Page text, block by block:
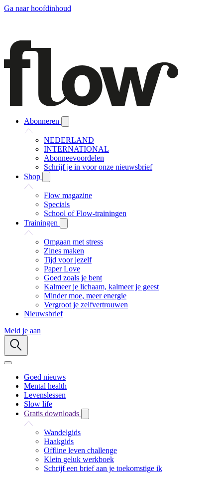
Ga naar hoofdinhoud
Abonneren
NEDERLAND
INTERNATIONAL
Abonneevoordelen
Schrijf je in voor onze nieuwsbrief
Shop
Flow magazine
Specials
School of Flow-trainingen
Trainingen
Omgaan met stress
Zines maken
Tijd voor jezelf
Paper Love
Goed zoals je bent
Kalmeer je lichaam, kalmeer je geest
Minder moe, meer energie
Vergroot je zelfvertrouwen
Nieuwsbrief
Meld je aan
Goed nieuws
Mental health
Levenslessen
Slow life
Gratis downloads
Wandelgids
Haakgids
Offline leven challenge
Klein geluk werkboek
Schrijf een brief aan je toekomstige ik